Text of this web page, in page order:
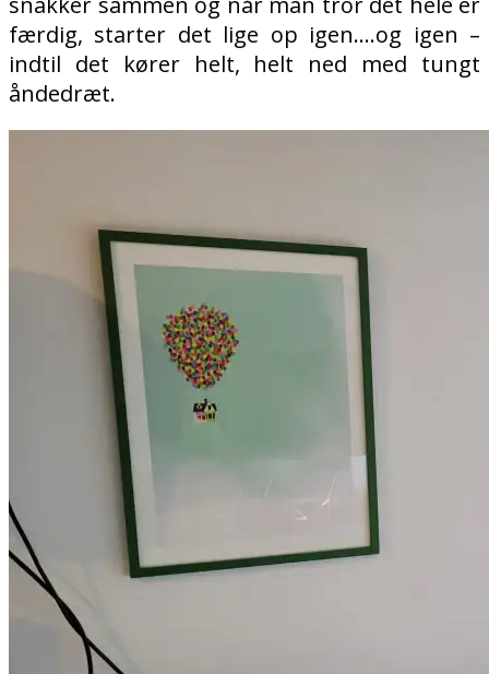
færdig, starter det lige op igen….og igen –
indtil det kører helt, helt ned med tungt
åndedræt.